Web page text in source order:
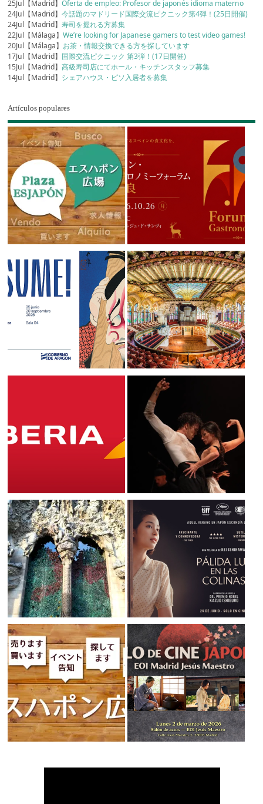
25Jul【Madrid】Oferta de empleo: Profesor de japonés idioma materno
24Jul【Madrid】今話題のマドリード国際交流ピクニック第4弾！(25日開催)
24Jul【Madrid】寿司を握れる方募集
22Jul【Málaga】We’re looking for Japanese gamers to test video games!
20Jul【Málaga】 お茶・情報交換できる方を探しています
17Jul【Madrid】 国際交流ピクニック 第3弾！(17日開催)
15Jul【Madrid】高級寿司店にてホール・キッチンスタッフ募集
14Jul【Madrid】 シェアハウス・ピソ入居者を募集
Artículos populares